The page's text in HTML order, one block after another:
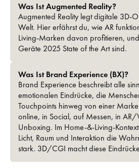
Was Ist Augmented Reality?
Augmented Reality legt digitale 3D-
Welt. Hier erfährst du, wie AR
Living-Marken davon profitieren,
Geräte 2025 State of the Art sind.
Was Ist Brand Experience (BX)?
Brand Experience beschreibt alle
emotionalen Eindrücke, die
Touchpoints hinweg von einer
online, in Social, auf Messen, in AR/
Unboxing. Im Home-&-Living-
Licht, Raum und Interaktion die
stark. 3D/CGI macht diese